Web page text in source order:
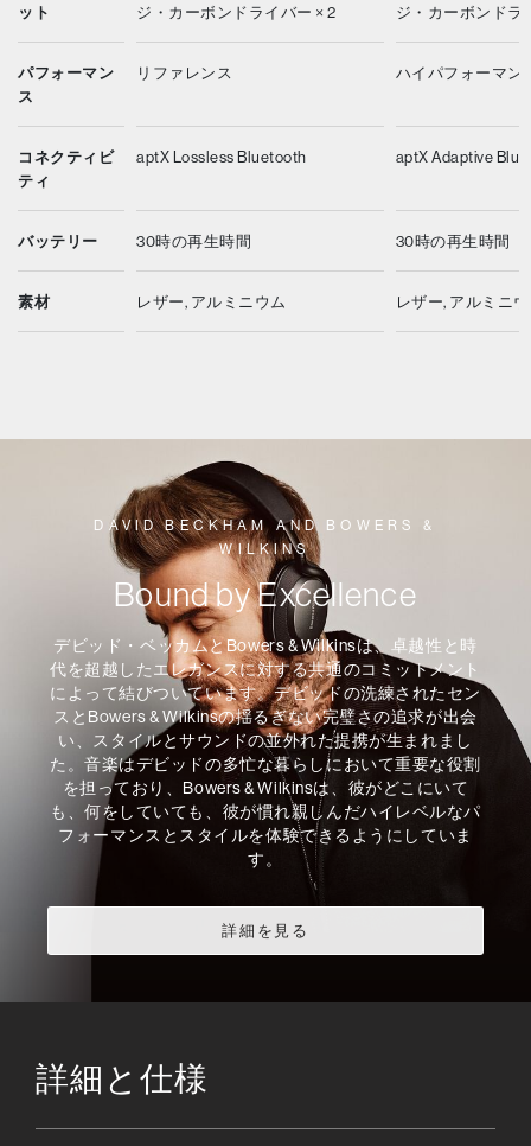
ット
パフォーマン
ス
コネクティビ
ティ
バッテリー
素材
ジ・カーボンドライバー × 2
リファレンス
aptX Lossless Bluetooth
30時の再生時間
レザー, アルミニウム
ジ・カーボンドラ
ハイパフォーマン
aptX Adaptive
30時の再生時間
レザー, アルミニ
DAVID BECKHAM AND BOWERS &
WILKINS
Bound by Excellence
デビッド・ベッカムとBowers & Wilkinsは、卓越性と時
代を超越したエレガンスに対する共通のコミットメント
によって結びついています。デビッドの洗練されたセン
スとBowers & Wilkinsの揺るぎない完璧さの追求が出会
い、スタイルとサウンドの並外れた提携が生まれまし
た。音楽はデビッドの多忙な暮らしにおいて重要な役割
を担っており、Bowers & Wilkinsは、彼がどこにいて
も、何をしていても、彼が慣れ親しんだハイレベルなパ
フォーマンスとスタイルを体験できるようにしていま
す。
詳細を見る
詳細と仕様